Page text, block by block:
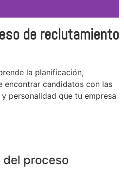
de reclutamiento
la planificación,
encontrar candidatos con las
personalidad que tu empresa
del proceso